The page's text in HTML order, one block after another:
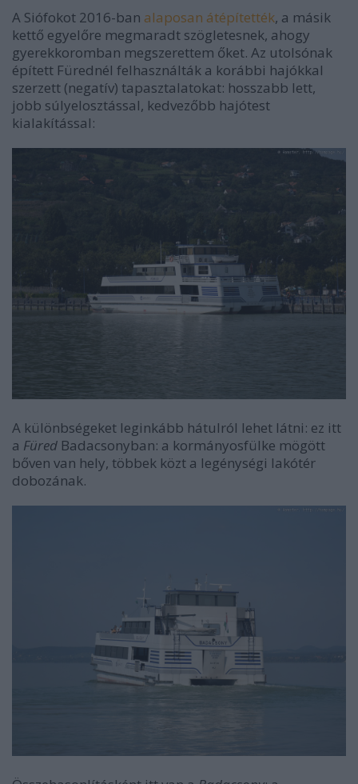
A Siófokot 2016-ban alaposan átépítették, a másik
kettő egyelőre megmaradt szögletesnek, ahogy
gyerekkoromban megszerettem őket. Az utolsónak
épített Fürednél felhasználták a korábbi hajókkal
szerzett (negatív) tapasztalatokat: hosszabb lett,
jobb súlyelosztással, kedvezőbb hajótest
kialakítással:
A különbségeket leginkább hátulról lehet látni: ez itt
a Füred Badacsonyban: a kormányosfülke mögött
bőven van hely, többek közt a legénységi lakótér
dobozának.